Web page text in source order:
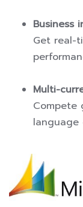
Business
Get real-
Multi-
Compete
language